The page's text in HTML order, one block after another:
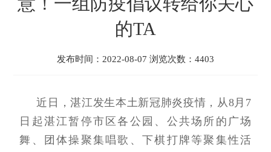
的TA
发布时间：2022-08-07 浏览次数：4403
近日，湛江发生本土新冠肺炎疫情，从8月7
日起湛江暂停市区各公园、公共场所的广场
舞、团体操聚集唱歌、下棋打牌等聚集性活